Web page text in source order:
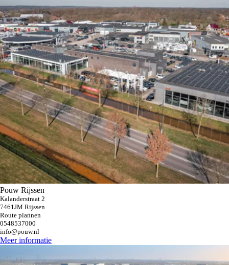
Pouw Rijssen
Kalanderstraat 2
7461JM Rijssen
Route plannen
0548537000
info@pouw.nl
Meer informatie